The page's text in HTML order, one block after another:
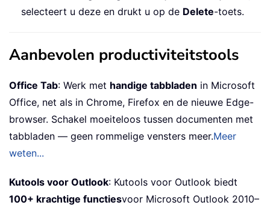
selecteert u deze en drukt u op de Delete-toets.
Aanbevolen productiviteitstools
Office Tab: Werk met handige tabbladen in Microsoft
Office, net als in Chrome, Firefox en de nieuwe Edge-
browser. Schakel moeiteloos tussen documenten met
tabbladen — geen rommelige vensters meer.Meer
weten...
Kutools voor Outlook: Kutools voor Outlook biedt
100+ krachtige functiesvoor Microsoft Outlook 2010–